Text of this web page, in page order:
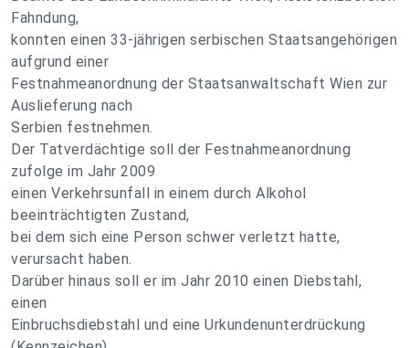
Fahndung,
konnten einen 33-jährigen serbischen Staatsangehörigen
aufgrund einer
Festnahmeanordnung der Staatsanwaltschaft Wien zur
Auslieferung nach
Serbien festnehmen.
Der Tatverdächtige soll der Festnahmeanordnung
zufolge im Jahr 2009
einen Verkehrsunfall in einem durch Alkohol
beeinträchtigten Zustand,
bei dem sich eine Person schwer verletzt hatte,
verursacht haben.
Darüber hinaus soll er im Jahr 2010 einen Diebstahl,
einen
Einbruchsdiebstahl und eine Urkundenunterdrückung